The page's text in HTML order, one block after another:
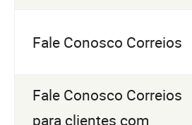
Fale Conosco Correios
Fale Conosco Correios
para clientes com